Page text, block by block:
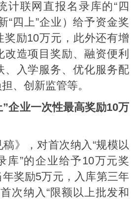
计联网直报名录库的“四
“四上”企业）给予资金奖
奖励10万元，此外还有增
改造项目奖励、融资便利
、入学服务、优化服务配
、创新监管等。
企业一次性最高奖励10万
》，对首次纳入“规模以
库”的企业给予10万元奖
奖励5万元，入库第三年
次纳入“限额以上批发和